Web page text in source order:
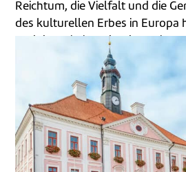
Reichtum, die Vielfalt und die
des kulturellen Erbes in Europa
und das Miteinander der